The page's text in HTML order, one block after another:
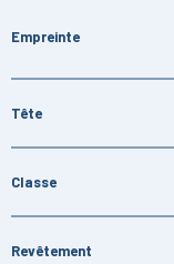
Empreinte
Tête
Classe
Revêtement